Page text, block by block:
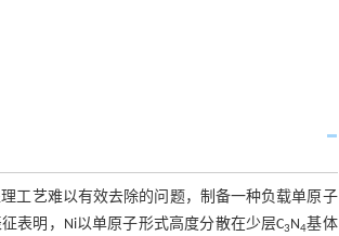
工艺难以有效去除的问题，制备一种负载单原子
表明，Ni以单原子形式高度分散在少层C3N4基体